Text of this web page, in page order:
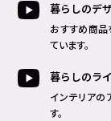
暮らしのデ
おすすめ商品
ています。
暮らしのラ
インテリアの
す。